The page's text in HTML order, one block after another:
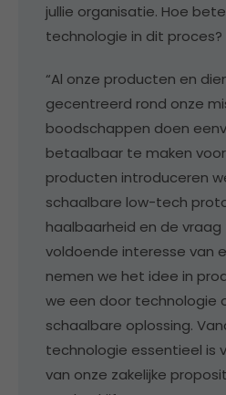
jullie organisatie. Hoe
technologie in dit proces?
“Al onze producten en
gecentreerd rond onze
boodschappen doen
betaalbaar te maken
producten introduceren
schaalbare low-tech
haalbaarheid en de
voldoende interesse van
nemen we het idee in
we een door technologie
schaalbare oplossing.
technologie essentieel is
van onze zakelijke